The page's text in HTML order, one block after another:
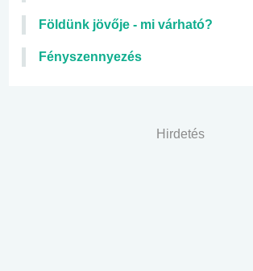
Földünk jövője - mi várható?
Fényszennyezés
Hirdetés